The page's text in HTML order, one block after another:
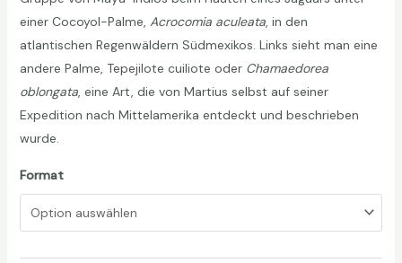
einer Cocoyol-Palme, Acrocomia aculeata, in den
atlantischen Regenwäldern Südmexikos. Links sieht man eine
andere Palme, Tepejilote cuiliote oder Chamaedorea
oblongata, eine Art, die von Martius selbst auf seiner
Expedition nach Mittelamerika entdeckt und beschrieben
wurde.
Format